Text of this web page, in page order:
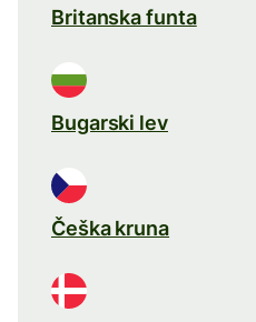
Britanska funta
Bugarski lev
Češka kruna